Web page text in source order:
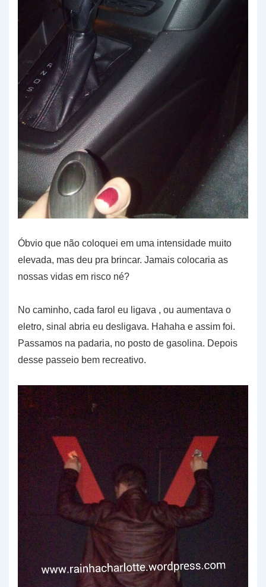
Óbvio que não coloquei em uma intensidade muito
elevada, mas deu pra brincar. Jamais colocaria as
nossas vidas em risco né?
No caminho, cada farol eu ligava , ou aumentava o
eletro, sinal abria eu desligava. Hahaha e assim foi.
Passamos na padaria, no posto de gasolina. Depois
desse passeio bem recreativo.